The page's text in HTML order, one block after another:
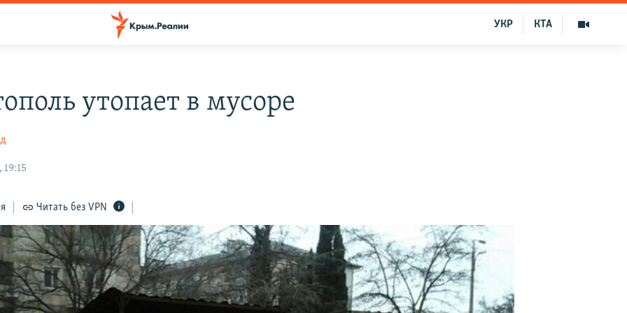
КТА
УКР
утопает в мусоре
Читать без VPN